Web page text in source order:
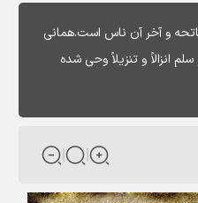
و آخر آن ناس است.همانی
انزالاً و تنزیلاً وحی شده